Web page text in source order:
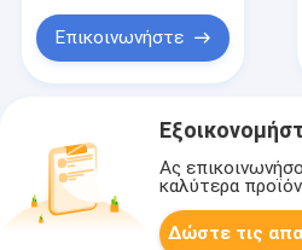
Επικοινωνήστε
Ας
καλύτερα
Δώστε τις